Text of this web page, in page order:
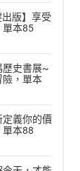
出版】享受
單本85
歷史書展~
險，單本
定義你的價
單本88